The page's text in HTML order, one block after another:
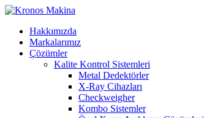
Hakkımızda
Markalarımız
Çözümler
Kalite Kontrol Sistemleri
Metal Dedektörler
X-Ray Cihazları
Checkweigher
Kombo Sistemler